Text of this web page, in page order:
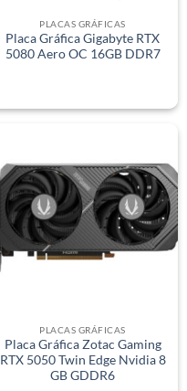
PLACAS GRÁFICAS
Placa Gráfica Gigabyte RTX
5080 Aero OC 16GB DDR7
PLACAS GRÁFICAS
Placa Gráfica Zotac Gaming
RTX 5050 Twin Edge Nvidia 8
GB GDDR6